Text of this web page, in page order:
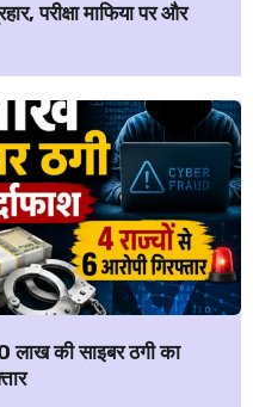
परीक्षा माफिया पर और
लाख की साइबर ठगी का